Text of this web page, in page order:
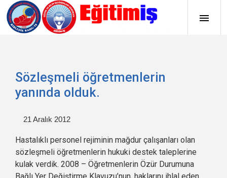
Sözleşmeli öğretmenlerin
yanında olduk.
21 Aralık 2012
Hastalıklı personel rejiminin mağdur çalışanları olan
sözleşmeli öğretmenlerin hukuki destek taleplerine
kulak verdik. 2008 – Öğretmenlerin Özür Durumuna